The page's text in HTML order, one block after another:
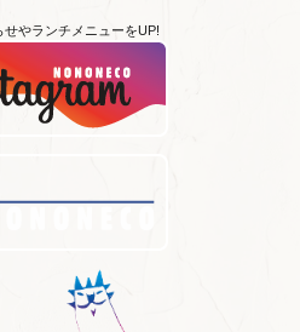
せやランチメニューをUP!